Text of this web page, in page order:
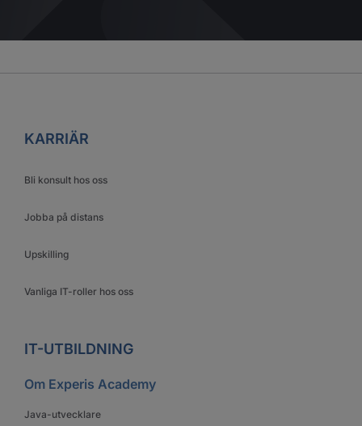
KARRIÄR
Bli konsult hos oss
Jobba på distans
Upskilling
Vanliga IT-roller hos oss
IT-UTBILDNING
Om Experis Academy
Java-utvecklare